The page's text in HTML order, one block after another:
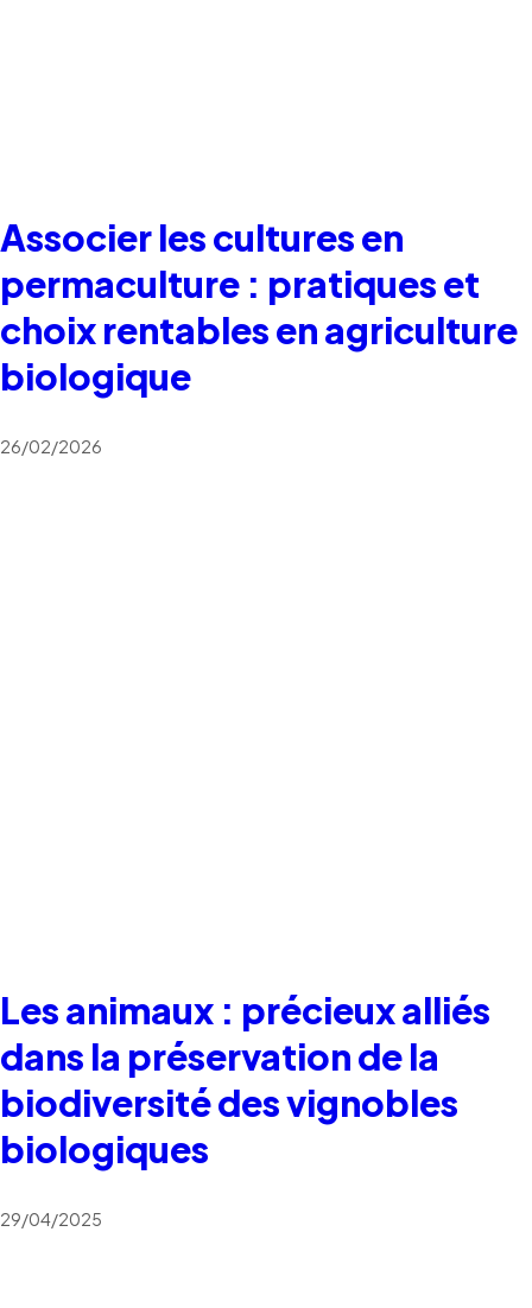
Associer les cultures en
permaculture : pratiques et
choix rentables en agriculture
biologique
26/02/2026
Les animaux : précieux alliés
dans la préservation de la
biodiversité des vignobles
biologiques
29/04/2025